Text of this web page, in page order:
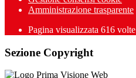
Amministrazione trasparente
Pagina visualizzata 616 volte
Sezione Copyright